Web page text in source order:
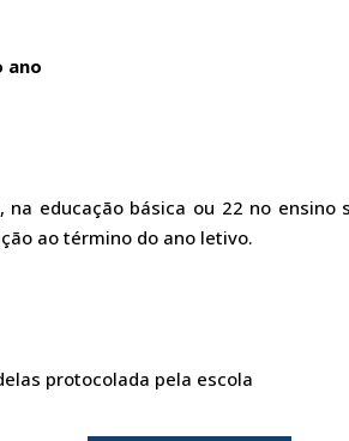
ano
educação básica ou 22 no ensino
ao término do ano letivo.
protocolada pela escola